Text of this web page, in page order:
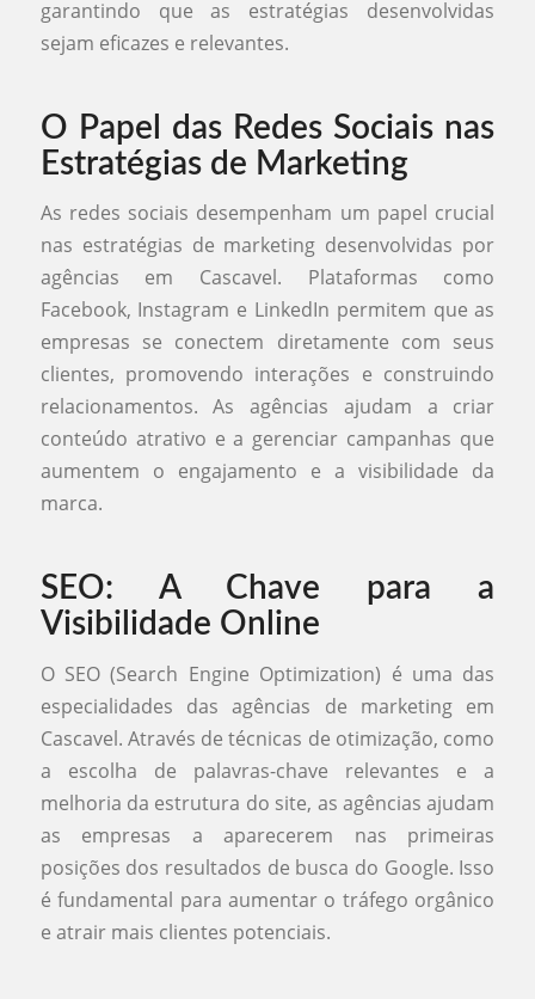
garantindo que as estratégias desenvolvidas
sejam eficazes e relevantes.
O Papel das Redes Sociais nas
Estratégias de Marketing
As redes sociais desempenham um papel crucial
nas estratégias de marketing desenvolvidas por
agências em Cascavel. Plataformas como
Facebook, Instagram e LinkedIn permitem que as
empresas se conectem diretamente com seus
clientes, promovendo interações e construindo
relacionamentos. As agências ajudam a criar
conteúdo atrativo e a gerenciar campanhas que
aumentem o engajamento e a visibilidade da
marca.
SEO: A Chave para a
Visibilidade Online
O SEO (Search Engine Optimization) é uma das
especialidades das agências de marketing em
Cascavel. Através de técnicas de otimização, como
a escolha de palavras-chave relevantes e a
melhoria da estrutura do site, as agências ajudam
as empresas a aparecerem nas primeiras
posições dos resultados de busca do Google. Isso
é fundamental para aumentar o tráfego orgânico
e atrair mais clientes potenciais.